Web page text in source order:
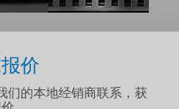
价
们的本地经销商联系，获